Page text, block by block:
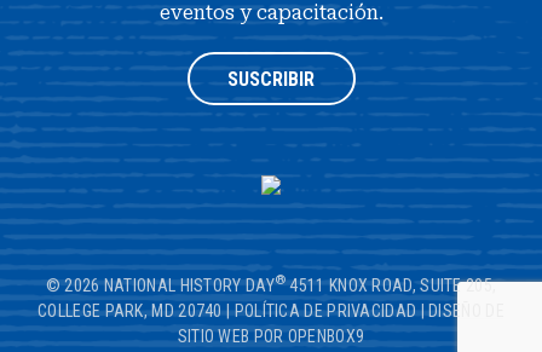
eventos y capacitación.
SUSCRIBIR
© 2026 NATIONAL HISTORY DAY® 4511 KNOX ROAD, SUITE 205,
COLLEGE PARK, MD 20740|POLÍTICA DE PRIVACIDAD|DISEÑO DE
SITIO WEB POR OPENBOX9